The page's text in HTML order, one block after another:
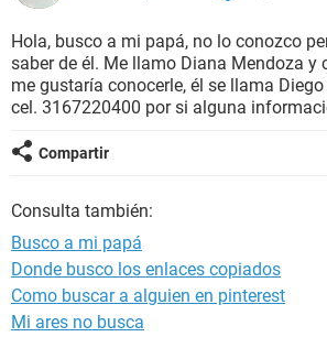
Hola, busco a mi papá, no lo conozco
saber de él. Me llamo Diana Mendoza y
me gustaría conocerle, él se llama
cel. 3167220400 por si alguna
Compartir
Consulta también:
Busco a mi papá
Donde busco los enlaces copiados
Como buscar a alguien en pinterest
Mi ares no busca